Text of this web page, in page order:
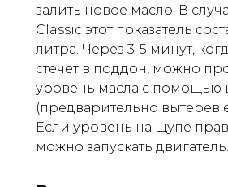
залить новое масло. В
Classic этот показатель
литра. Через 3-5 минут,
стечет в поддон, можно
уровень масла с помощью
(предварительно вытерев
Если уровень на щупе
можно запускать двигатель.